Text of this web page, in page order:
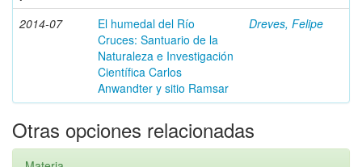
2014-07
El humedal del Río
Cruces: Santuario de la
Naturaleza e Investigación
Científica Carlos
Anwandter y sitio Ramsar
Dreves, Felipe
Otras opciones relacionadas